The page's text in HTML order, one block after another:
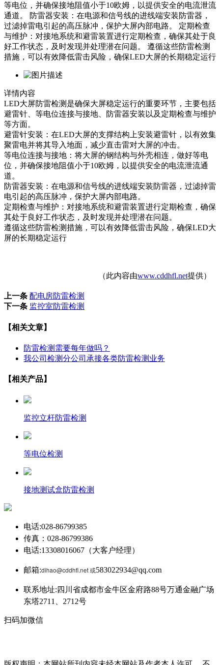
等电位，并确保接地阻值小于10欧姆，以提供安全的电流泄流
通道。 ‌防雷器安装‌：在电源和信号线的进线端安装防雷器，
过滤掉雷电引起的高压脉冲，保护大屏内部电路。 ‌定期检查
与维护‌：对接地系统和避雷装置进行定期检查，确保其处于良
好工作状态，及时发现并处理潜在问题。 遵循这些防雷检测
措施，可以有效降低雷击风险，确保LED大屏的长期稳定运行‌
详情内容
‌LED大屏防雷检测是确保大屏稳定运行的重要环节，主要包括
避雷针、等电位连接与接地、防雷器安装以及定期检查与维护
等方面‌。
‌避雷针安装‌：在LED大屏的支撑结构上安装避雷针，以有效集
聚雷电并将其导入地面，减少直击雷对大屏的冲击。
‌等电位连接与接地‌：将大屏的钢结构与外壳相连，做好等电
位，并确保接地阻值小于10欧姆，以提供安全的电流泄流通
道。
‌防雷器安装‌：在电源和信号线的进线端安装防雷器，过滤掉雷
电引起的高压脉冲，保护大屏内部电路。
‌定期检查与维护‌：对接地系统和避雷装置进行定期检查，确保
其处于良好工作状态，及时发现并处理潜在问题。
遵循这些防雷检测措施，可以有效降低雷击风险，确保LED大
屏的长期稳定运行‌
（此内容由www.cddhfl.net提供）
上一条 配电房防雷检测
下一条 监控室防雷检测
【相关文章】
防雷检测需要每年做吗？
我公司检测分公司承接各类防雷检测业务
【相关产品】
监控立杆防雷检测
等电位检测
接地测试盒防雷检测
电话:028-86799385
传真：028-86799386
电话:13308016067（大客户经理）
邮箱:dihao@cddhfl.net 或583022934@qq.com
联系地址:四川省成都市金牛区金府路88号万通金融广场
东塔2711、2712号
扫码加微信